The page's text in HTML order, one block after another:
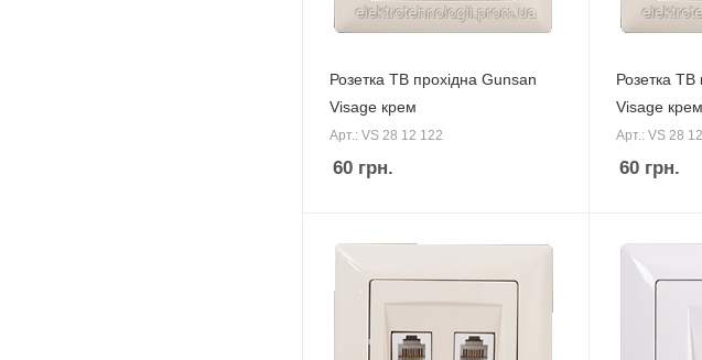
Розетка ТВ прохідна Gunsan
Visage крем
Арт.: VS 28 12 122
60 грн.
Розетка ТВ
Visage крем
Арт.: VS 28
60грн.